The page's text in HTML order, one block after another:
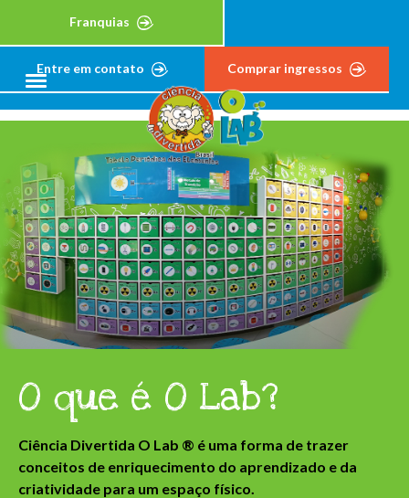
Franquias
Entre em contato Comprar ingressos
O que é O Lab?
Ciência Divertida O Lab ® é uma forma de trazer
conceitos de enriquecimento do aprendizado e da
criatividade para um espaço físico.